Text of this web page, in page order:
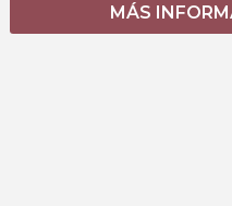
MÁS